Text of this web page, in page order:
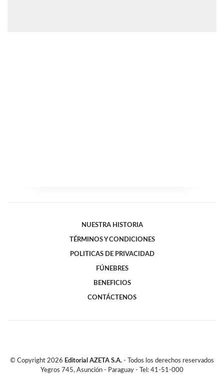
NUESTRA HISTORIA
TÉRMINOS Y CONDICIONES
POLITICAS DE PRIVACIDAD
FÚNEBRES
BENEFICIOS
CONTÁCTENOS
© Copyright 2026 Editorial AZETA S.A. - Todos los derechos reservados
Yegros 745, Asunción - Paraguay - Tel: 41-51-000